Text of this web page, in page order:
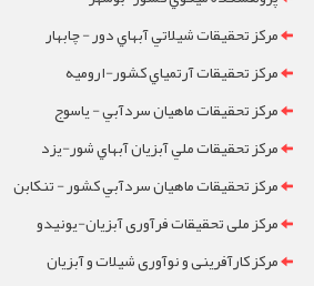
مرکز تحقيقات شيلاتي آبهاي دور - چابهار
مرکز تحقيقات آرتمياي کشور-ارومیه
مرکز تحقيقات ماهيان سردآبي - ياسوج
مرکز تحقيقات ملي آبزيان آبهاي شور-یزد
مرکز تحقيقات ماهيان سردآبي کشور - تنکابن
مرکز ملی تحقیقات فرآوری آبزیان-یونیدو
مرکز کارآفرینی و نوآوری شیلات و آبزیان